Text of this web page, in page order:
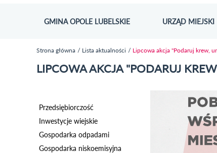
GMINA OPOLE LUBELSKIE URZĄD MIEJSKI
Strona główna Lista aktualności Lipcowa akcja "Podaruj krew,
LIPCOWA AKCJA "PODARUJ
Przedsiębiorczość
Inwestycje wiejskie
Gospodarka odpadami
Gospodarka niskoemisyjna